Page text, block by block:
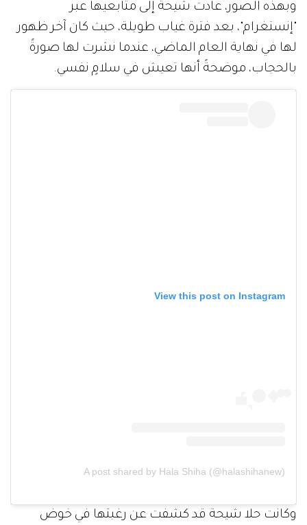
وبهذه الصور، عادت شيحة إلى متابعيها عبر
"إنستغرام"، بعد فترة غياب طويلة، حيث كان آخر ظهور
لها في نهاية العام الماضي، عندما نشرت لها صورةً
بالحجاب، موضحةً أنها تعيش في سلامٍ نفسي.
View this post on Instagram
A post shared by Hala Shiha (@halashihanew)
وكانت حلا شيحة قد كشفت عن رغبتها في خوض